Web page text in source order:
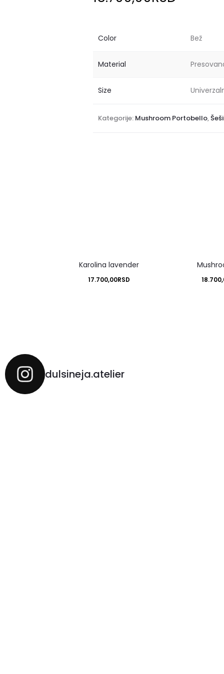
Color Bež
Material
Size
Kategorije: Mushroom Portobello,
Karolina lavender
17.700,00RSD
dulsineja.atelier